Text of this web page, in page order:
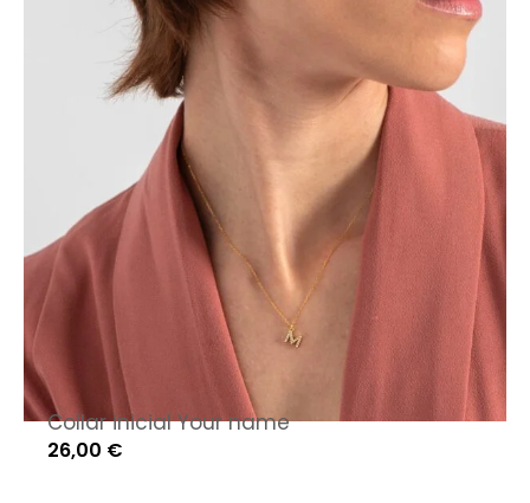
Collar inicial Your name
26,00 €